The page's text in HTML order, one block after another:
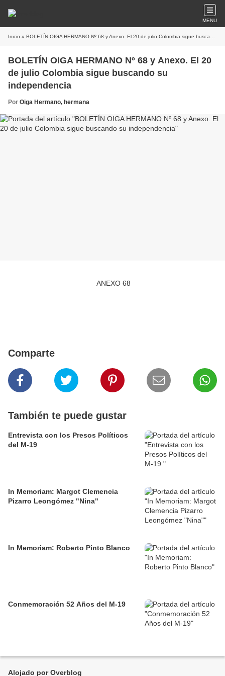
MENU
Inicio » BOLETÍN OIGA HERMANO Nº 68 y Anexo. El 20 de julio Colombia sigue buscando su independencia
BOLETÍN OIGA HERMANO Nº 68 y Anexo. El 20
de julio Colombia sigue buscando su
independencia
Por Oiga Hermano, hermana
ANEXO 68
Comparte
También te puede gustar
Entrevista con los Presos Políticos
del M-19
In Memoriam: Margot Clemencia
Pizarro Leongómez "Nina"
In Memoriam: Roberto Pinto Blanco
Conmemoración 52 Años del M-19
Alojado por Overblog